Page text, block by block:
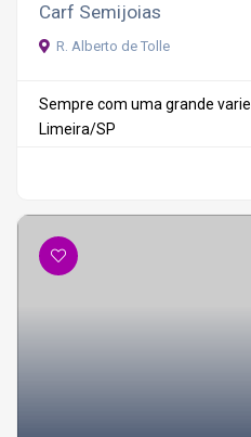
Carf Semijoias
R. Alberto de Tolle
Sempre com uma grande
Limeira/SP